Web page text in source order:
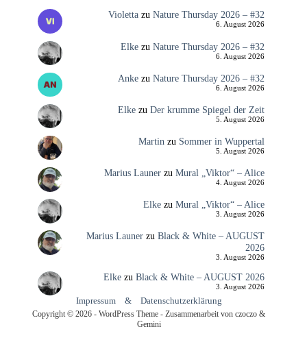
Violettazu Nature Thursday 2026 – #32
6. August 2026
Elkezu Nature Thursday 2026 – #32
6. August 2026
Ankezu Nature Thursday 2026 – #32
6. August 2026
Elkezu Der krumme Spiegel der Zeit
5. August 2026
Martin zu Sommer in Wuppertal
5. August 2026
Marius Launerzu Mural „Viktor“ – Alice
4. August 2026
Elkezu Mural „Viktor“ – Alice
3. August 2026
Marius Launerzu Black & White – AUGUST
2026
3. August 2026
Elkezu Black & White – AUGUST 2026
3. August 2026
Impressum & Datenschutzerklärung
Copyright © 2026 - WordPress Theme - Zusammenarbeit von czoczo &
Gemini